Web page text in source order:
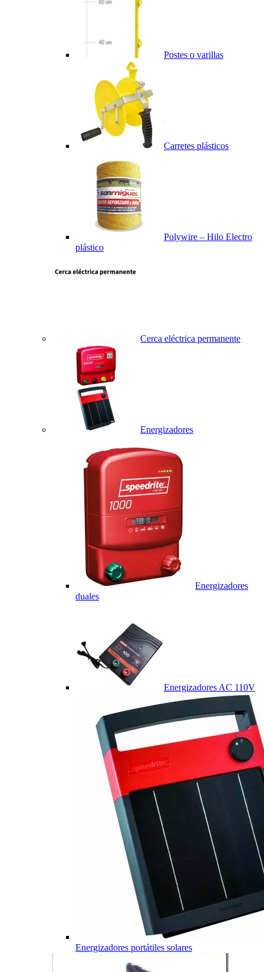
Postes o varillas
Carretes plásticos
Polywire – Hilo Electro
plástico
Cerca eléctrica permanente
Energizadores
Energizadores
duales
Energizadores AC 110V
Energizadores portátiles solares